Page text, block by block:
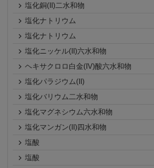
塩化銅(II)二水和物
塩化ナトリウム
塩化ナトリウム
塩化ニッケル(II)六水和物
ヘキサクロロ白金(IV)酸六水和物
塩化パラジウム(II)
塩化バリウム二水和物
塩化マグネシウム六水和物
塩化マンガン(II)四水和物
塩酸
塩酸